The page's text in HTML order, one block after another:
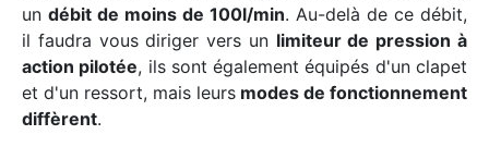
un débit de moins de 100l/min. Au-delà de ce débit,
il faudra vous diriger vers un limiteur de pression à
action pilotée, ils sont également équipés d'un clapet
et d'un ressort, mais leurs modes de fonctionnement
diffèrent.